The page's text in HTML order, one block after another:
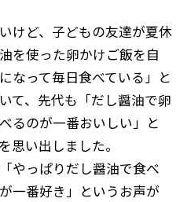
けど、子どもの友達が夏休
を使った卵かけご飯を自
なって毎日食べている」と
て、先代も「だし醤油で卵
るのが一番おいしい」と
思い出しました。
やっぱりだし醤油で食べ
一番好き」というお声が